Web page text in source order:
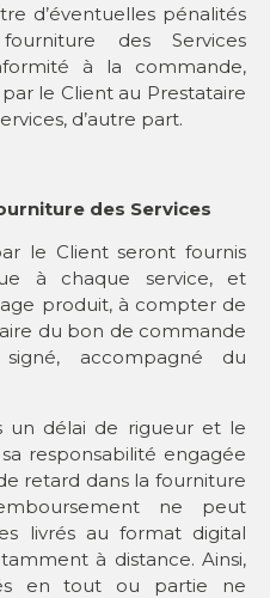
d’éventuelles pénalités
des Services
à la commande,
le Client au Prestataire
d’autre part.
des Services
le Client seront fournis
à chaque service, et
produit, à compter de
du bon de commande
accompagné du
un délai de rigueur et le
responsabilité engagée
retard dans la fourniture
ne peut
livrés au format digital
à distance. Ainsi,
en tout ou partie ne